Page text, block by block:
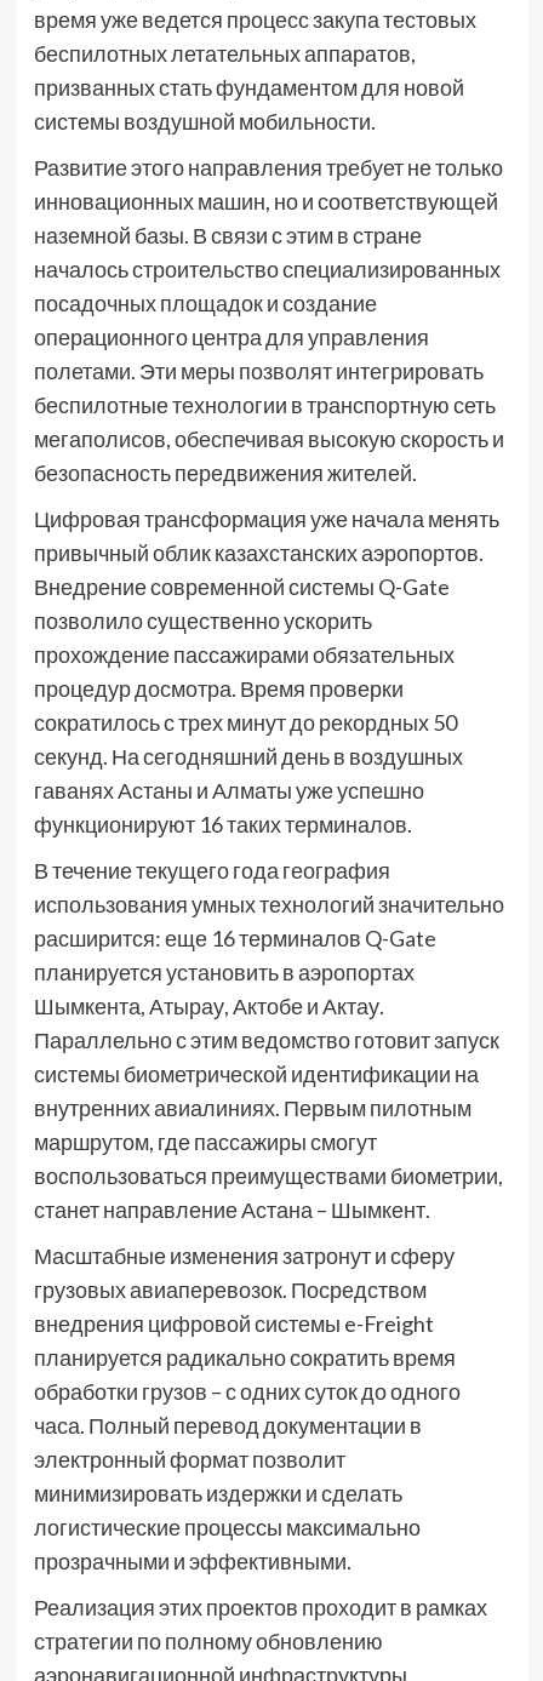
время уже ведется процесс закупа тестовых
беспилотных летательных аппаратов,
призванных стать фундаментом для новой
системы воздушной мобильности.
Развитие этого направления требует не только
инновационных машин, но и соответствующей
наземной базы. В связи с этим в стране
началось строительство специализированных
посадочных площадок и создание
операционного центра для управления
полетами. Эти меры позволят интегрировать
беспилотные технологии в транспортную сеть
мегаполисов, обеспечивая высокую скорость и
безопасность передвижения жителей.
Цифровая трансформация уже начала менять
привычный облик казахстанских аэропортов.
Внедрение современной системы Q-Gate
позволило существенно ускорить
прохождение пассажирами обязательных
процедур досмотра. Время проверки
сократилось с трех минут до рекордных 50
секунд. На сегодняшний день в воздушных
гаванях Астаны и Алматы уже успешно
функционируют 16 таких терминалов.
В течение текущего года география
использования умных технологий значительно
расширится: еще 16 терминалов Q-Gate
планируется установить в аэропортах
Шымкента, Атырау, Актобе и Актау.
Параллельно с этим ведомство готовит запуск
системы биометрической идентификации на
внутренних авиалиниях. Первым пилотным
маршрутом, где пассажиры смогут
воспользоваться преимуществами биометрии,
станет направление Астана – Шымкент.
Масштабные изменения затронут и сферу
грузовых авиаперевозок. Посредством
внедрения цифровой системы e-Freight
планируется радикально сократить время
обработки грузов – с одних суток до одного
часа. Полный перевод документации в
электронный формат позволит
минимизировать издержки и сделать
логистические процессы максимально
прозрачными и эффективными.
Реализация этих проектов проходит в рамках
стратегии по полному обновлению
аэронавигационной инфраструктуры